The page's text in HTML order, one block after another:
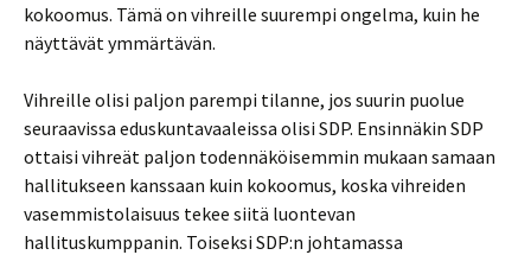
kokoomus. Tämä on vihreille suurempi ongelma, kuin he
näyttävät ymmärtävän.
Vihreille olisi paljon parempi tilanne, jos suurin puolue
seuraavissa eduskuntavaaleissa olisi SDP. Ensinnäkin SDP
ottaisi vihreät paljon todennäköisemmin mukaan samaan
hallitukseen kanssaan kuin kokoomus, koska vihreiden
vasemmistolaisuus tekee siitä luontevan
hallituskumppanin. Toiseksi SDP:n johtamassa